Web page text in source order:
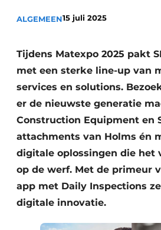
Vacature aanmelden
Video’s
ALGEMEEN15 juli 2025
Tijdens Matexpo 2025 pakt
met een sterke line-up van
services en solutions.
er de nieuwste generatie
Construction Equipment en
attachments van Holms én
digitale oplossingen die het
op de werf. Met de primeur
app met Daily Inspections
digitale innovatie.